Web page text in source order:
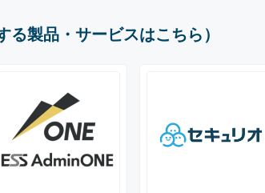
製品・サービスはこちら）